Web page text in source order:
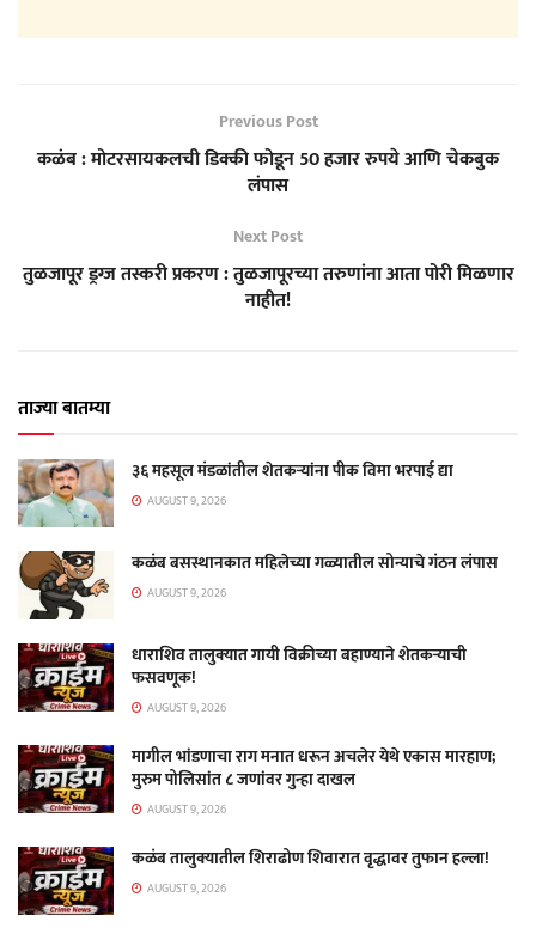
Previous Post
कळंब : मोटरसायकलची डिक्की फोडून 50 हजार रुपये आणि चेकबुक
लंपास
Next Post
तुळजापूर ड्रग्ज तस्करी प्रकरण : तुळजापूरच्या तरुणांना आता पोरी मिळणार
नाहीत!
ताज्या बातम्या
३६ महसूल मंडळांतील शेतकऱ्यांना पीक विमा भरपाई द्या
AUGUST 9, 2026
कळंब बसस्थानकात महिलेच्या गळ्यातील सोन्याचे गंठन लंपास
AUGUST 9, 2026
धाराशिव तालुक्यात गायी विक्रीच्या बहाण्याने शेतकऱ्याची
फसवणूक!
AUGUST 9, 2026
मागील भांडणाचा राग मनात धरून अचलेर येथे एकास मारहाण;
मुरुम पोलिसांत ८ जणांवर गुन्हा दाखल
AUGUST 9, 2026
कळंब तालुक्यातील शिराढोण शिवारात वृद्धावर तुफान हल्ला!
AUGUST 9, 2026